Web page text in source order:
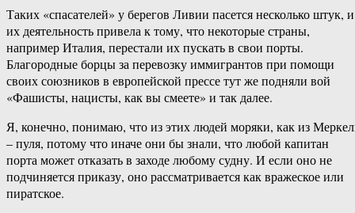
Таких «спасателей» у берегов Ливии пасется несколько штук, и
их деятельность привела к тому, что некоторые страны,
например Италия, перестали их пускать в свои порты.
Благородные борцы за перевозку иммигрантов при помощи
своих союзников в европейской прессе тут же подняли вой
«Фашисты, нацисты, как вы смеете» и так далее.
Я, конечно, понимаю, что из этих людей моряки, как из
– пуля, потому что иначе они бы знали, что любой капитан
порта может отказать в заходе любому судну. И если оно не
подчиняется приказу, оно рассматривается как вражеское или
пиратское.